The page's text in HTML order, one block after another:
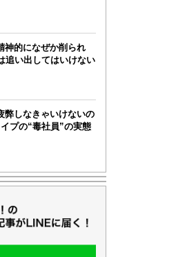
神的になぜか削られ
追い出してはいけない
弊しなきゃいけないの
プの“毒社員”の実態